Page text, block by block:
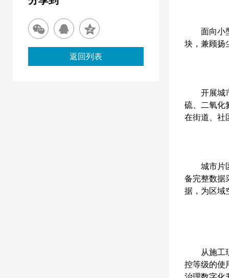
面向小
块，兼顾扬
开展城
硫、二氧化
在街道、社
城市片
备完整数据
据，为区域
从施工
控等级的使
返回列表